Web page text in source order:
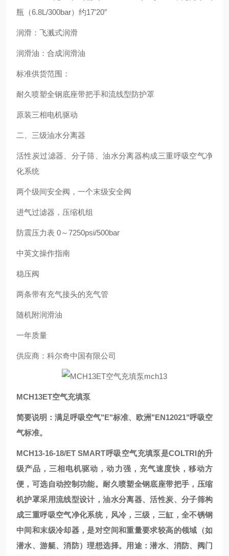
瓶（6.8L/300bar）约17′20″
润滑：飞溅式润滑
润滑油：合成润滑油
标准供货范围：
耐久喷塑全钢底座带把手和流线型防护罩
原装三相电机驱动
二、三级油水分离器
活性炭过滤器、分子筛、油水分离器构成三重呼吸空气净
化系统
两个级间安全阀，一个末级安全阀
进气过滤器，压缩机组
防震压力表 0～7250psi/500bar
中英文操作指南
稳压阀
两条带有充气接头的充气管
随机附润滑油
一年质量
供应商：科尔奇中国有限公司
MCH13ET空气充填泵
简要说明：满足呼吸空气"E"标准、欧洲"EN12021"呼吸空
气标准。
MCH13-16-18/ET SMART呼吸空气充填泵是COLTRI的升
级产品，三相电机驱动，动力强，充气速度快，移动方
便，可选自动控制功能。耐久喷塑全钢底座带把手，压缩
机护罩采用流线型设计，油水分离器、活性炭、分子筛构
成三重呼吸空气净化系统，风冷，三级，三缸，全不锈钢
中间和末级冷却器，是对空间和重量要求较高的领域（如
潜水、游艇、消防）理想选择。用途：潜水、消防、阀门